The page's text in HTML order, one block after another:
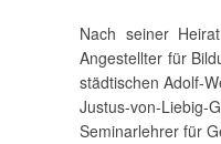
Nach seiner
Angestellter für
städtischen Adolf-
Justus-von-
Seminarlehrer für